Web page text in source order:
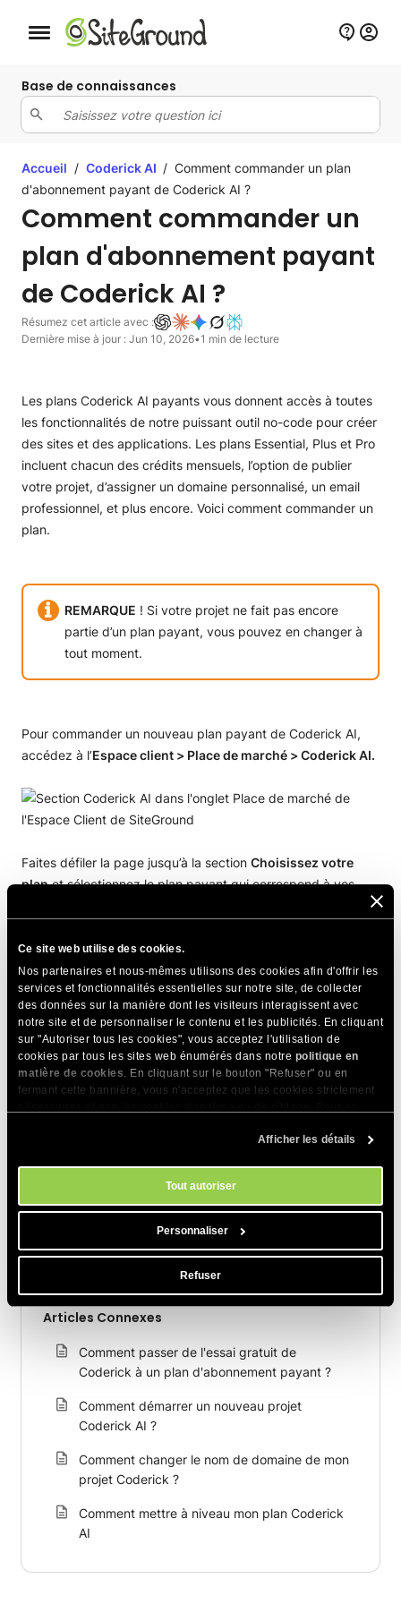
Ce site web utilise des cookies.
Nos partenaires et nous-mêmes utilisons des cookies afin d'offrir les
services et fonctionnalités essentielles sur notre site, de collecter
des données sur la manière dont les visiteurs interagissent avec
notre site et de personnaliser le contenu et les publicités. En cliquant
sur "Autoriser tous les cookies", vous acceptez l'utilisation de
cookies par tous les sites web énumérés dans notre politique en
matière de cookies. En cliquant sur le bouton "Refuser" ou en
fermant cette bannière, vous n'acceptez que les cookies strictement
. Vous pouvez gérer vos préférences
Afficher les détails
Tout autoriser
Personnaliser
Refuser
Bouton de navigation mobile
Base de connaissances
Accueil / Coderick AI / Comment commander un plan
d'abonnement payant de Coderick AI ?
Comment commander un
plan d'abonnement payant
de Coderick AI ?
Résumez cet article avec :
Dernière mise à jour : Jun 10, 2026•1 min de lecture
Les plans Coderick AI payants vous donnent accès à toutes
les fonctionnalités de notre puissant outil no-code pour créer
des sites et des applications. Les plans Essential, Plus et Pro
incluent chacun des crédits mensuels, l’option de publier
votre projet, d’assigner un domaine personnalisé, un email
professionnel, et plus encore. Voici comment commander un
plan.
REMARQUE ! Si votre projet ne fait pas encore
partie d’un plan payant, vous pouvez en changer à
tout moment.
Pour commander un nouveau plan payant de Coderick AI,
accédez à l’Espace client > Place de marché > Coderick AI.
Faites défiler la page jusqu’à la section Choisissez votre
planet sélectionnez le plan payant qui correspond à vos
Avec un plan supérieur, vous obtenez davantage de
ressources, notamment :
plus de crédits pour modifier vos projets dans le chat,
plus de projets que vous pouvez créer et maintenir,
Articles Connexes
Comment passer de l'essai gratuit de
Coderick à un plan d'abonnement payant ?
Comment démarrer un nouveau projet
Coderick AI ?
Comment changer le nom de domaine de mon
projet Coderick ?
Comment mettre à niveau mon plan Coderick
AI